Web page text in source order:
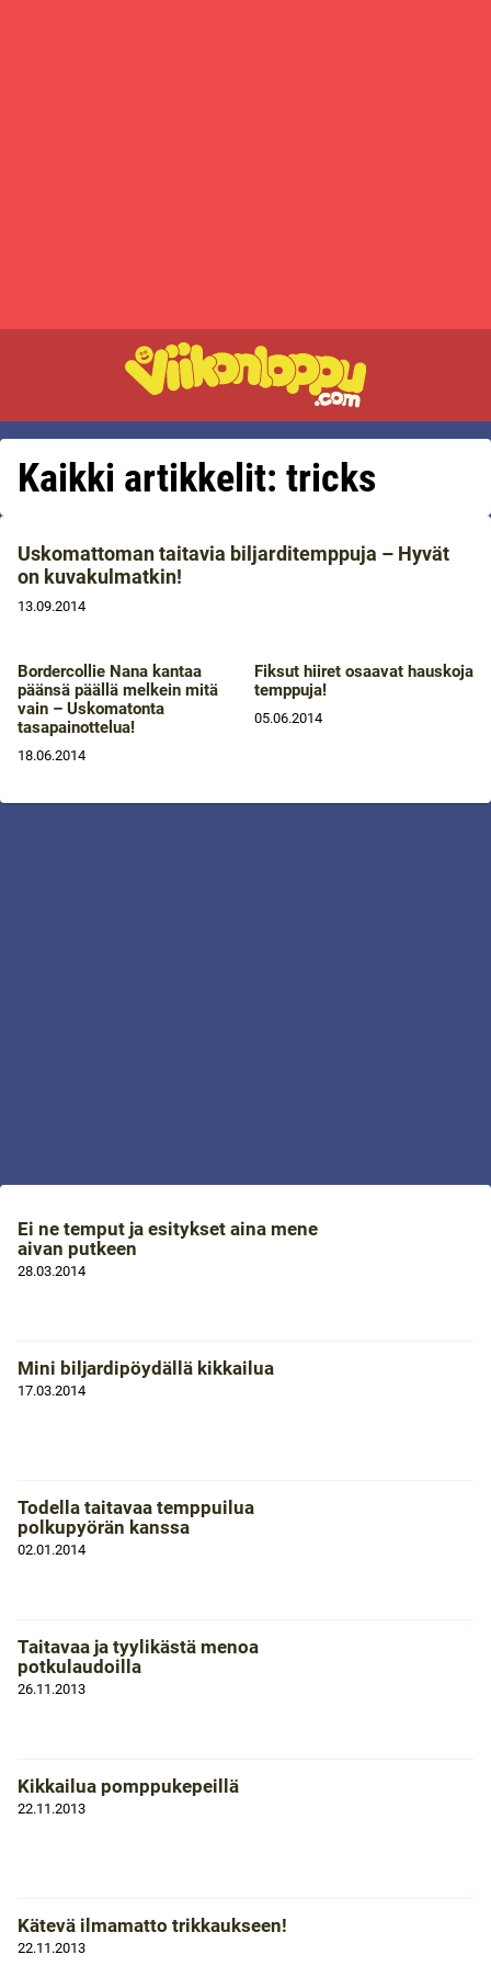
Kaikki artikkelit: tricks
Uskomattoman taitavia biljarditemppuja – Hyvät
on kuvakulmatkin!
13.09.2014
Bordercollie Nana kantaa
päänsä päällä melkein mitä
vain – Uskomatonta
tasapainottelua!
18.06.2014
Fiksut hiiret osaavat hauskoja
temppuja!
05.06.2014
Ei ne temput ja esitykset aina mene
aivan putkeen
28.03.2014
Mini biljardipöydällä kikkailua
17.03.2014
Todella taitavaa temppuilua
polkupyörän kanssa
02.01.2014
Taitavaa ja tyylikästä menoa
potkulaudoilla
26.11.2013
Kikkailua pomppukepeillä
22.11.2013
Kätevä ilmamatto trikkaukseen!
22.11.2013